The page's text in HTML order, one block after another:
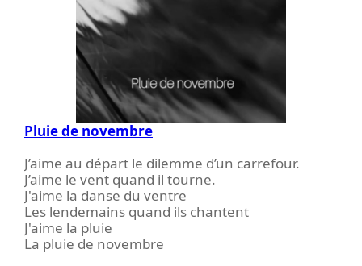
Pluie de novembre
J’aime au départ le dilemme d’un carrefour.
J’aime le vent quand il tourne.
J'aime la danse du ventre
Les lendemains quand ils chantent
J'aime la pluie
La pluie de novembre